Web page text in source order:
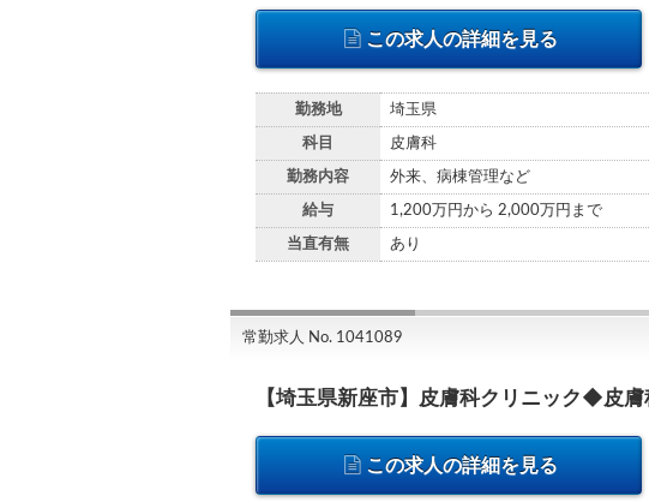
この求人の詳細を見る
勤務地 埼玉県
科目 皮膚科
勤務内容 外来、病棟管理など
給与 1,200万円から 2,000万円まで
当直有無 あり
常勤求人 No. 1041089
【埼玉県新座市】皮膚科クリニック◆皮
この求人の詳細を見る